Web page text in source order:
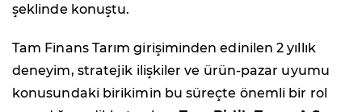
şeklinde konuştu.
Tam Finans Tarım girişiminden edinilen 2 yıllık
deneyim, stratejik ilişkiler ve ürün-pazar uyumu
konusundaki birikimin bu süreçte önemli bir rol